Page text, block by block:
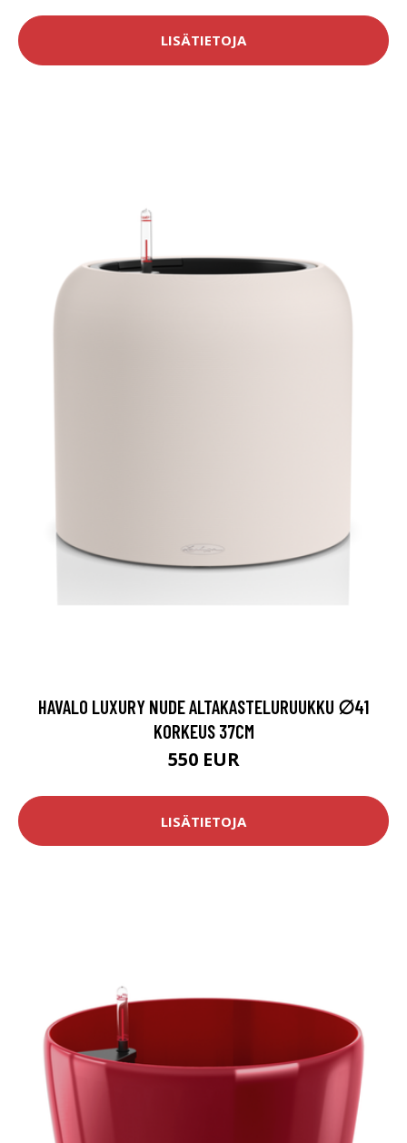
LISÄTIETOJA
HAVALO LUXURY NUDE ALTAKASTELURUUKKU ∅41
KORKEUS 37CM
550 EUR
LISÄTIETOJA